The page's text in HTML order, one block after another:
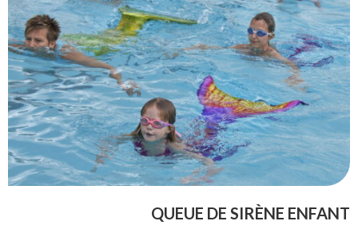
QUEUE DE SIRÈNE ENFANT